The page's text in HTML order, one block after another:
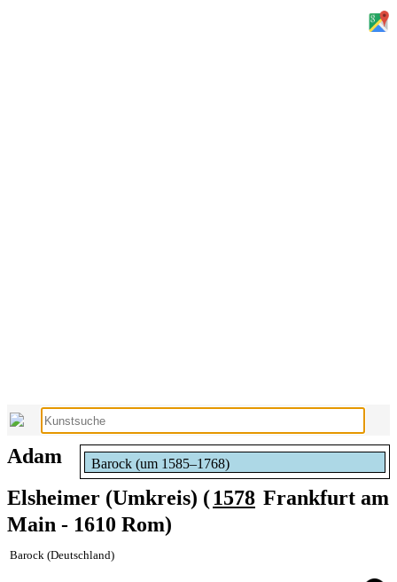
Barock (um 1585–1768)
Adam
Elsheimer (Umkreis) (1578 Frankfurt am
Main - 1610 Rom)
Barock (Deutschland)